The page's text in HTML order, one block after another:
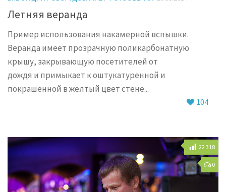
Летняя веранда
Пример использования накамерной вспышки.
Веранда имеет прозрачную поликарбонатную
крышу, закрывающую посетителей от
дождя и примыкает к оштукатуренной и
покрашенной в жёлтый цвет стене...
104
0
22 318